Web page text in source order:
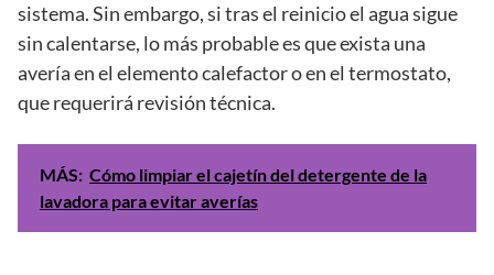
sistema. Sin embargo, si tras el reinicio el agua sigue
sin calentarse, lo más probable es que exista una
avería en el elemento calefactor o en el termostato,
que requerirá revisión técnica.
MÁS: Cómo limpiar el cajetín del detergente de la
lavadora para evitar averías